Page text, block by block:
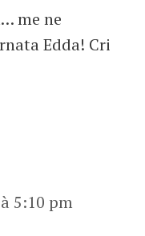
me ne
Edda! Cri
5:10 pm